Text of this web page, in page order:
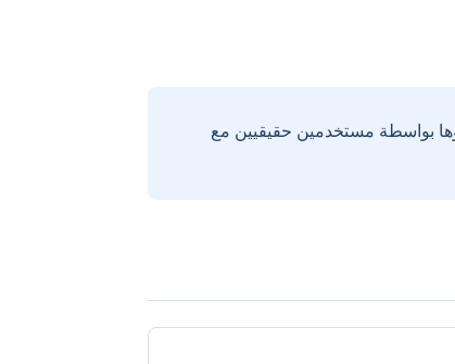
بواسطة مستخدمين حقيقيين مع